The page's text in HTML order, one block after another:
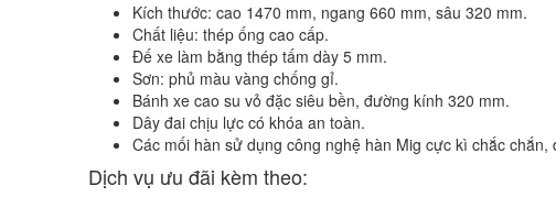
Kích thước: cao 1470 mm, ngang 660 mm, sâu 320 mm.
Chất liệu: thép ống cao cấp.
Đế xe làm bằng thép tấm dày 5 mm.
Sơn: phủ màu vàng chống gỉ.
Bánh xe cao su vỏ đặc siêu bền, đường kính 320 mm.
Dây đai chịu lực có khóa an toàn.
Các mối hàn sử dụng công nghệ hàn Mig cực kì chắc chắn,
Dịch vụ ưu đãi kèm theo: